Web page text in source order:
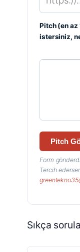
Pitch (en
istersiniz,
Pitch
Form
Tercih
Sıkça